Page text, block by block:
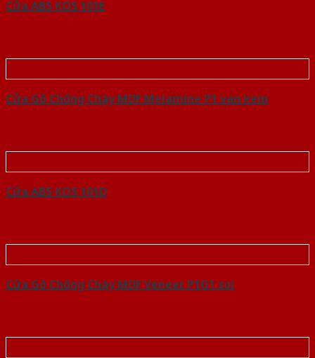
Cửa ABS KOS 101E
Cửa Gỗ Chống Cháy MDF Melamine P1 van kem
Cửa ABS KOS 101D
Cửa Gỗ Chống Cháy MDF Veneer P1G1 soi